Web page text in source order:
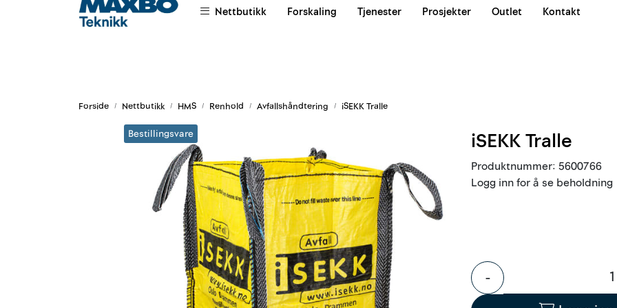
Skip to main content
Om oss | Leievilkår | Våre team
Nettbutikk Forskaling Tjenester Prosjekter Outlet Kontakt
Forside Nettbutikk HMS Renhold Avfallshåndtering iSEKK Tralle
Bestillingsvare iSEKK Tralle
Produktnummer: 5600766
Logg inn for å se beholdning
-